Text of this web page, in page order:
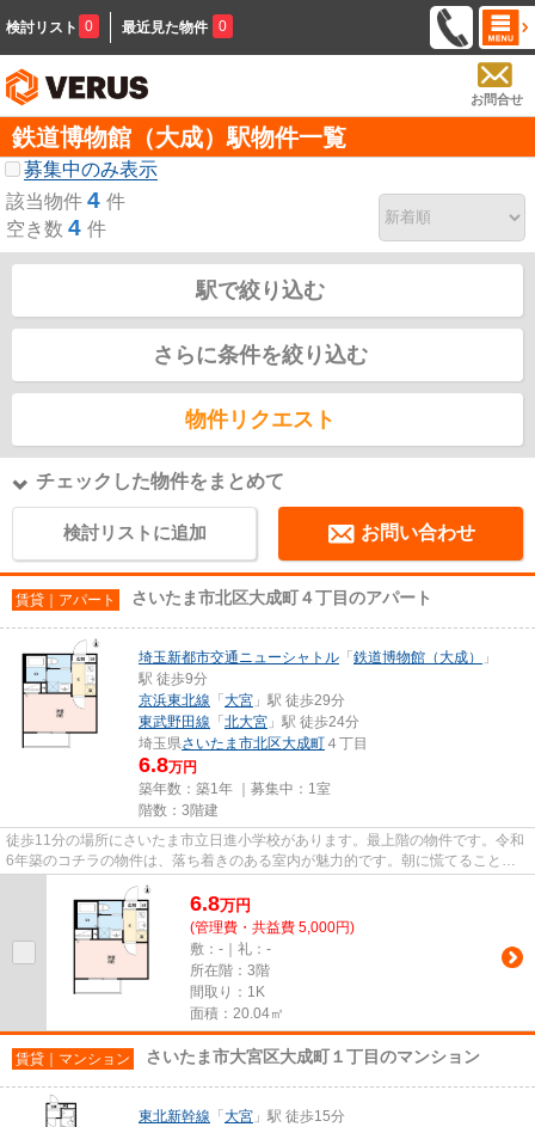
検討リスト 0 最近見た物件 0
お問合せ
鉄道博物館（大成）駅物件一覧
募集中のみ表示
該当物件 4 件
空き数 4 件
駅で絞り込む
さらに条件を絞り込む
物件リクエスト
チェックした物件をまとめて
検討リストに追加 お問い合わせ
賃貸｜アパート さいたま市北区大成町４丁目のアパート
埼玉新都市交通ニューシャトル 「 鉄道博物館（大成）
」
駅 徒歩9分
京浜東北線 「 大宮 」駅 徒歩29分
東武野田線 「 北大宮 」駅 徒歩24分
埼玉県さいたま市北区大成町 ４丁目
6.8万円
築年数：築1年 ｜募集中： 1室
階数：3階建
徒歩11分の場所にさいたま市立日進小学校があります。最上階の物件です。令和
6年築のコチラの物件は、落ち着きのある室内が魅力的です。朝に慌てることな
く行動するために駅から徒歩9...
6.8万円
(管理費・共益費 5,000円)
敷：-｜礼：-
所在階：3階
間取り：1K
面積：20.04㎡
賃貸｜マンション さいたま市大宮区大成町１丁目のマンション
東北新幹線 「 大宮 」駅 徒歩15分